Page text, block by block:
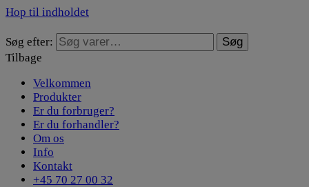
Hop til indholdet
Søg efter:
Søg
Tilbage
Velkommen
Produkter
Er du forbruger?
Er du forhandler?
Om os
Info
Kontakt
+45 70 27 00 32